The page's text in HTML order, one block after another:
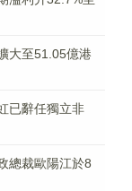
大至51.05億港
已辭任獨立非
總裁歐陽江於8